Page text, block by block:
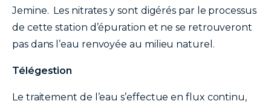
Jemine. Les nitrates y sont digérés par le processus
de cette station d’épuration et ne se retrouveront
pas dans l’eau renvoyée au milieu naturel.
Télégestion
Le traitement de l’eau s’effectue en flux continu,